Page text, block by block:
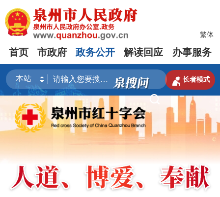
繁体
首页 市政府 政务公开 解读回应 办事服务

 长者模式